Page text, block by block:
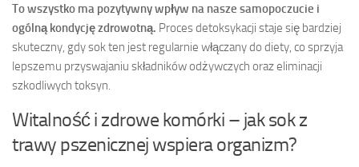
To wszystko ma pozytywny wpływ na nasze samopoczucie i
ogólną kondycję zdrowotną. Proces detoksykacji staje się bardziej
skuteczny, gdy sok ten jest regularnie włączany do diety, co sprzyja
lepszemu przyswajaniu składników odżywczych oraz eliminacji
szkodliwych toksyn.
Witalność i zdrowe komórki – jak sok z
trawy pszenicznej wspiera organizm?